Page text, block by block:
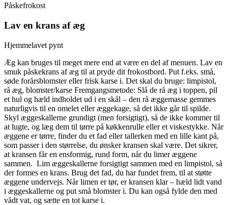
Påskefrokost
Lav en krans af æg
Hjemmelavet pynt
Æg kan bruges til meget mere end at være en del af menuen. Lav en
smuk påskekrans af æg til at pryde dit frokostbord. Put f.eks. små,
søde forårsblomster eller frisk karse i. Det skal du bruge: limpistol,
rå æg, blomster/karse Fremgangsmetode: Slå de rå æg i toppen, pil
et hul og hæld indholdet ud i en skål – den rå æggemasse gemmes
naturligvis til en omelet eller æggekage, så det ikke går til spilde.
Skyl æggeskallerne grundigt (men forsigtigt), så de ikke kommer til
at lugte, og læg dem til tørre på køkkenrulle eller et viskestykke. Når
æggene er tørre, finder du et fad eller tallerken med en lille kant på,
som passer i den størrelse, du ønsker kransen skal være. Det sikrer,
at kransen får en ensformig, rund form, når du limer æggene
sammen. Lim æggeskallerne forsigtigt sammen med en limpistol, så
der formes en krans. Brug det fad, du har fundet frem, til at støtte
æggene undervejs. Når limen er tør, er kransen klar – hæld lidt vand
i æggeskallerne og put små blomster i. Du kan også fylde den med
vådt vat, og sætte en tot karse i.